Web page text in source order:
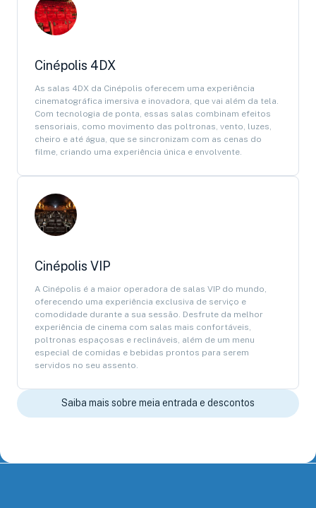
Cinépolis 4DX
As salas 4DX da Cinépolis oferecem uma experiência
cinematográfica imersiva e inovadora, que vai além da tela.
Com tecnologia de ponta, essas salas combinam efeitos
sensoriais, como movimento das poltronas, vento, luzes,
cheiro e até água, que se sincronizam com as cenas do
filme, criando uma experiência única e envolvente.
Cinépolis VIP
A Cinépolis é a maior operadora de salas VIP do mundo,
oferecendo uma experiência exclusiva de serviço e
comodidade durante a sua sessão. Desfrute da melhor
experiência de cinema com salas mais confortáveis,
poltronas espaçosas e reclináveis, além de um menu
especial de comidas e bebidas prontos para serem
servidos no seu assento.
Saiba mais sobre meia entrada e descontos